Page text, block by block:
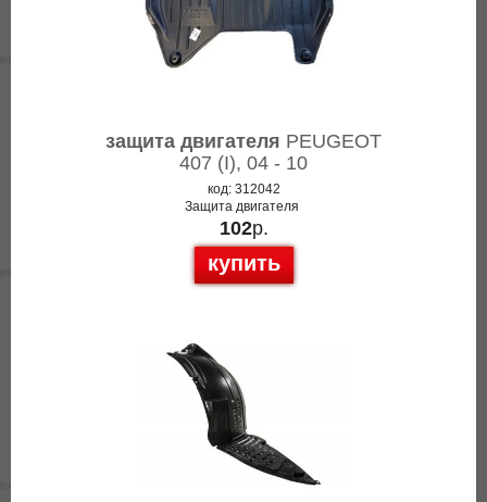
защита двигателя PEUGEOT
407 (I), 04 - 10
код: 312042
Защита двигателя
102р.
купить